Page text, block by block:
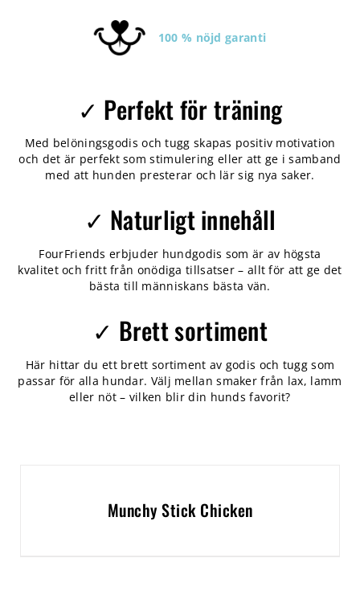
100 % nöjd garanti
✓ Perfekt för träning
Med belöningsgodis och tugg skapas positiv motivation
och det är perfekt som stimulering eller att ge i samband
med att hunden presterar och lär sig nya saker.
✓ Naturligt innehåll
FourFriends erbjuder hundgodis som är av högsta
kvalitet och fritt från onödiga tillsatser – allt för att ge det
bästa till människans bästa vän.
✓ Brett sortiment
Här hittar du ett brett sortiment av godis och tugg som
passar för alla hundar. Välj mellan smaker från lax, lamm
eller nöt – vilken blir din hunds favorit?
Munchy Stick Chicken